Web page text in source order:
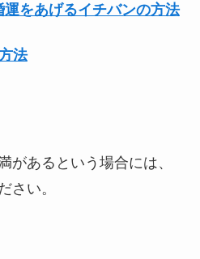
運をあげるイチバンの方法
法
があるという場合には、
さい。